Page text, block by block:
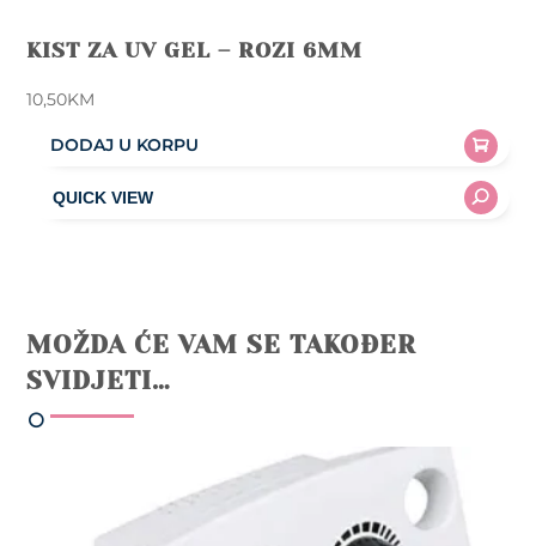
KIST ZA UV GEL – ROZI 6MM
10,50KM
DODAJ U KORPU
MOŽDA ĆE VAM SE TAKOĐER
SVIDJETI…